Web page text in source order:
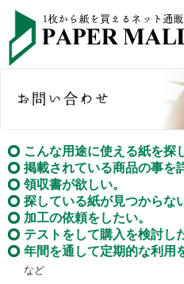
こんな用途に使える紙を探
掲載されている商品の事を
領収書が欲しい。
探している紙が見つからな
加工の依頼をしたい。
テストをして購入を検討し
年間を通して定期的な利用
など